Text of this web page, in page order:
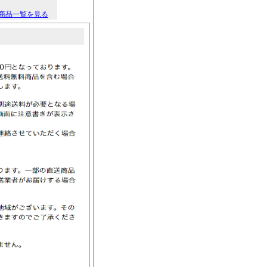
品一覧を見る